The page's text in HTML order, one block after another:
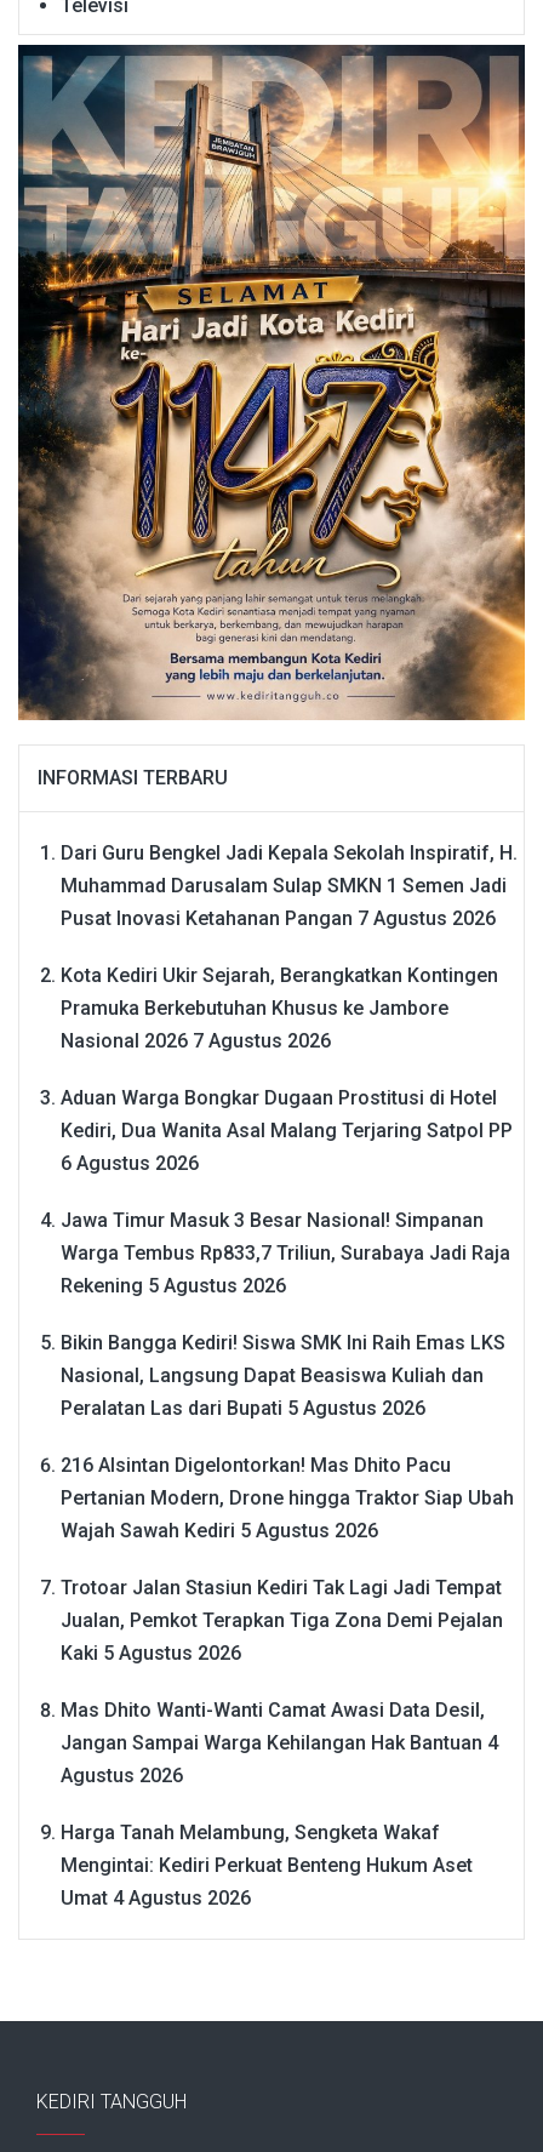
Televisi
INFORMASI TERBARU
Dari Guru Bengkel Jadi Kepala Sekolah Inspiratif, H.
Muhammad Darusalam Sulap SMKN 1 Semen Jadi
Pusat Inovasi Ketahanan Pangan 7 Agustus 2026
Kota Kediri Ukir Sejarah, Berangkatkan Kontingen
Pramuka Berkebutuhan Khusus ke Jambore
Nasional 2026 7 Agustus 2026
Aduan Warga Bongkar Dugaan Prostitusi di Hotel
Kediri, Dua Wanita Asal Malang Terjaring Satpol PP
6 Agustus 2026
Jawa Timur Masuk 3 Besar Nasional! Simpanan
Warga Tembus Rp833,7 Triliun, Surabaya Jadi Raja
Rekening 5 Agustus 2026
Bikin Bangga Kediri! Siswa SMK Ini Raih Emas LKS
Nasional, Langsung Dapat Beasiswa Kuliah dan
Peralatan Las dari Bupati 5 Agustus 2026
216 Alsintan Digelontorkan! Mas Dhito Pacu
Pertanian Modern, Drone hingga Traktor Siap Ubah
Wajah Sawah Kediri 5 Agustus 2026
Trotoar Jalan Stasiun Kediri Tak Lagi Jadi Tempat
Jualan, Pemkot Terapkan Tiga Zona Demi Pejalan
Kaki 5 Agustus 2026
Mas Dhito Wanti-Wanti Camat Awasi Data Desil,
Jangan Sampai Warga Kehilangan Hak Bantuan 4
Agustus 2026
Harga Tanah Melambung, Sengketa Wakaf
Mengintai: Kediri Perkuat Benteng Hukum Aset
Umat 4 Agustus 2026
KEDIRI TANGGUH